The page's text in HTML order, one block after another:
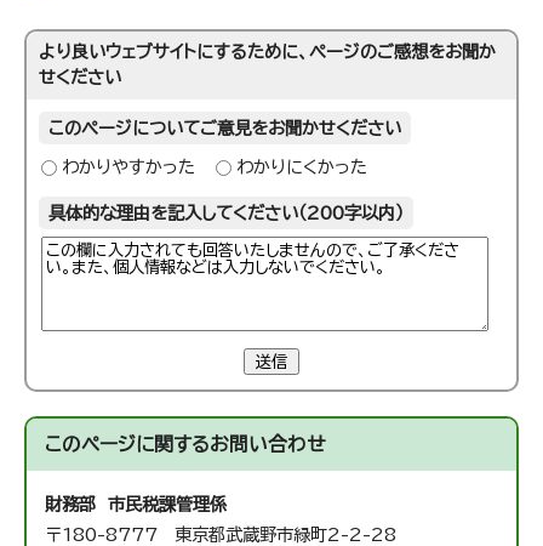
より良いウェブサイトにするために、ページのご感想をお聞か
せください
このページについてご意見をお聞かせください
わかりやすかった わかりにくかった
具体的な理由を記入してください（200字以内）
送信
このページに関するお問い合わせ
財務部 市民税課管理係
〒180-8777 東京都武蔵野市緑町2-2-28